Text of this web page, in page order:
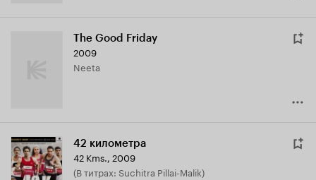
The Good Friday
2009
Neeta
42 километра
42 Kms., 2009
(в титрах: Suchitra Pillai-Malik)